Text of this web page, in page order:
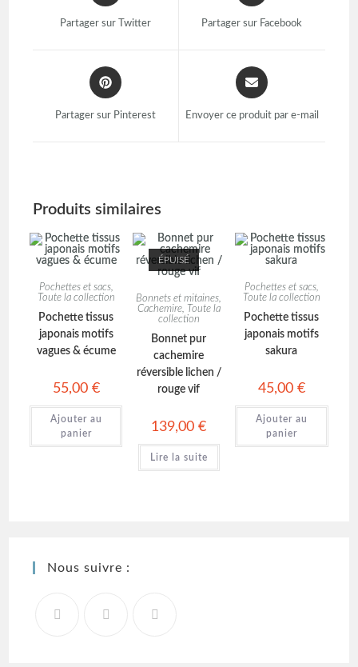
Partager sur Twitter Partager sur Facebook
Partager sur Pinterest Envoyer ce produit par e-mail
Produits similaires
Pochettes et sacs,
Toute la collection
Pochette tissus
japonais motifs
vagues & écume
55,00 €
Ajouter au
panier
ÉPUISÉ
Bonnets et mitaines,
Cachemire, Toute la
collection
Bonnet pur
cachemire
réversible lichen /
rouge vif
139,00€
Lire la suite
Pochettes et sacs,
Toute la collection
Pochette tissus
japonais motifs
sakura
45,00 €
Ajouter au
panier
Nous suivre :